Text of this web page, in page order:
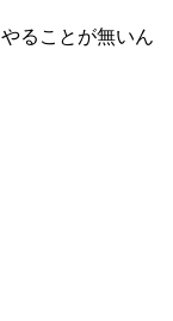
ることが無いん